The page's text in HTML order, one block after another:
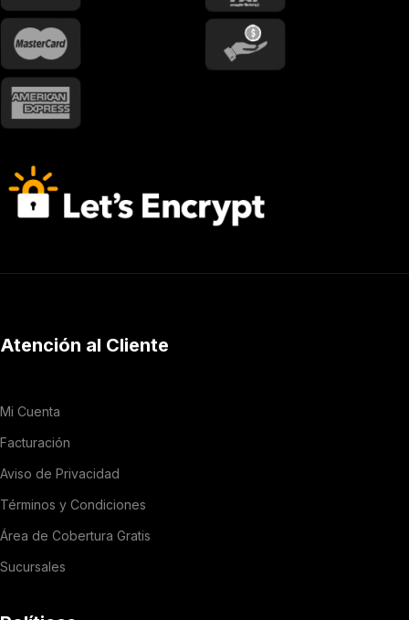
Atención al Cliente
Mi Cuenta
Facturación
Aviso de Privacidad
Términos y Condiciones
Área de Cobertura Gratis
Sucursales